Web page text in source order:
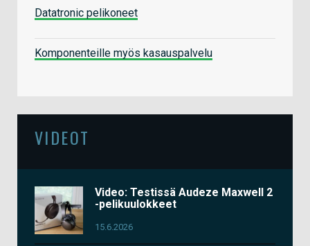
Datatronic pelikoneet
Komponenteille myös kasauspalvelu
VIDEOT
Video: Testissä Audeze Maxwell 2
-pelikuulokkeet
15.6.2026